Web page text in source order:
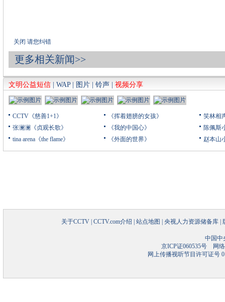
关闭 请您纠错
更多相关新闻>>
文明公益短信 WAP| 图片 铃声 视频分享
CCTV《慈善1+1》
张澜澜《贞观长歌》
tina arena《the flame》
《挥着翅膀的女孩》
《我的中国心》
《外面的世界》
笑林相
陈佩斯
赵本山
关于CCTV CCTV.com介绍 站点地图 央视人力资源储备库
中国中
京ICP证060535号网络
网上传播视听节目许可证号